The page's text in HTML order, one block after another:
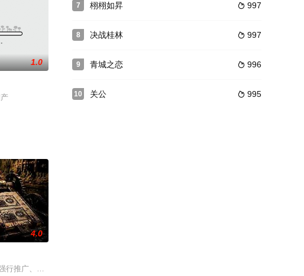
开自己的身世
每一位家人都发生了一件异常的事情，使得这个生日凌乱惊隐：首先是丈夫陈世杰（
1.0
蓬头垢面口齿
团以求查出未婚妻离奇死亡的真相。两人联手查出
4.0
行推广、使用由“中国准备银行”发行的伪钞货币。根据党中央指示，高景波、徐邵梁、
7  997
栩栩如昇
8  997
决战桂林
9  996
青城之恋
10  995
关公